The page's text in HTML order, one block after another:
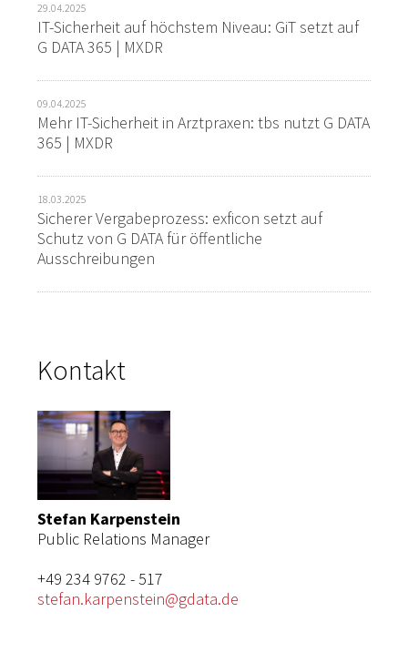
29.04.2025
IT-Sicherheit auf höchstem Niveau: GiT setzt auf
G DATA 365 | MXDR
09.04.2025
Mehr IT-Sicherheit in Arztpraxen: tbs nutzt G DATA
365 | MXDR
18.03.2025
Sicherer Vergabeprozess: exficon setzt auf
Schutz von G DATA für öffentliche
Ausschreibungen
Kontakt
Stefan Karpenstein
Public Relations Manager
+49 234 9762 - 517
stefan.karpenstein@gdata.de